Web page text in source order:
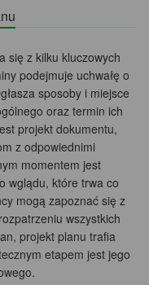
się z kilku kluczowych
podejmuje uchwałę o
sposoby i miejsce
oraz termin ich
projekt dokumentu,
z odpowiednimi
momentem jest
wglądu, które trwa co
mogą zapoznać się z
wszystkich
projekt planu trafia
etapem jest jego